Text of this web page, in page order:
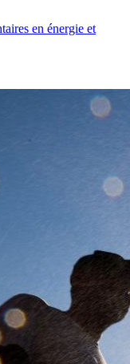
en énergie et